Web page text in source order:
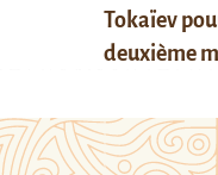
Tokaïev
deuxième